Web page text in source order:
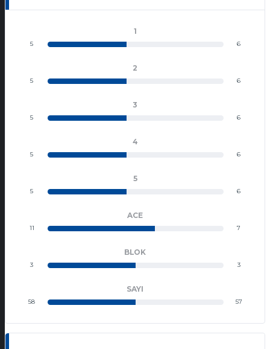
1
5 6
2
5 6
3
5 6
4
5 6
5
5 6
ACE
11 7
BLOK
3 3
SAYI
58 57